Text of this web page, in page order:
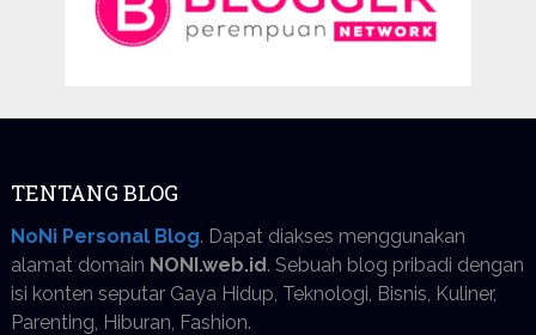
TENTANG BLOG
NoNi Personal Blog. Dapat diakses menggunakan
alamat domain NONI.web.id. Sebuah blog pribadi dengan
isi konten seputar Gaya Hidup, Teknologi, Bisnis, Kuliner,
Parenting, Hiburan, Fashion.